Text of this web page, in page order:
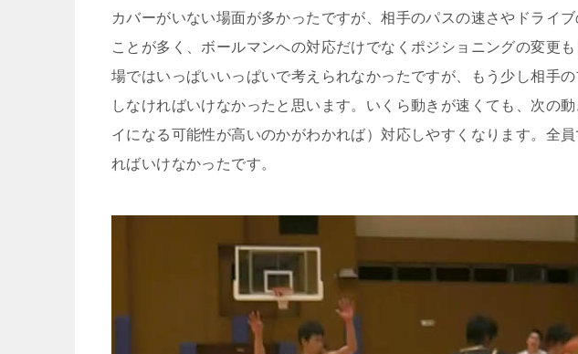
カバーがいない場面が多かったですが、相手のパスの速さやドライ
ことが多く、ボールマンへの対応だけでなくポジショニングの変更
場ではいっぱいいっぱいで考えられなかったですが、もう少し相手
しなければいけなかったと思います。いくら動きが速くても、次の
イになる可能性が高いのかがわかれば）対応しやすくなります。全
ればいけなかったです。